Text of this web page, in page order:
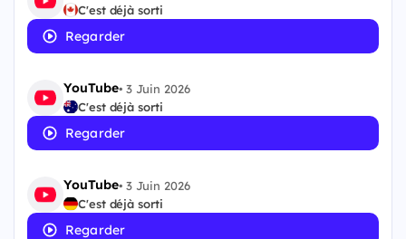
C'est déjà sorti
Regarder
YouTube•3 Juin 2026
C'est déjà sorti
Regarder
YouTube•3 Juin 2026
C'est déjà sorti
Regarder